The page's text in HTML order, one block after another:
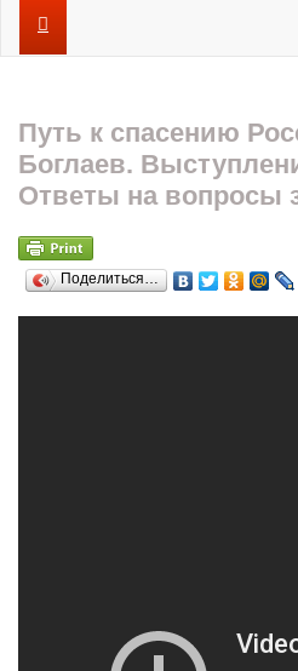
Путь к спасению
Боглаев.
Ответы на вопросы
Поделиться…